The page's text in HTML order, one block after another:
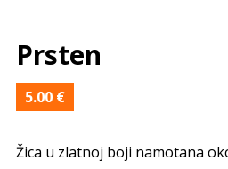
Prsten
5.00 €
Žica u zlatnoj boji namotana